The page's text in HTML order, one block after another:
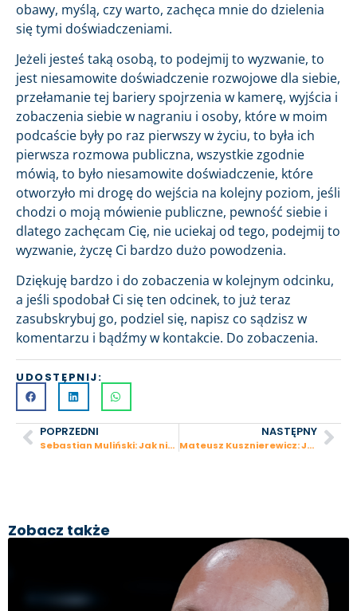
obawy, myślą, czy warto, zachęca mnie do dzielenia
się tymi doświadczeniami.
Jeżeli jesteś taką osobą, to podejmij to wyzwanie, to
jest niesamowite doświadczenie rozwojowe dla siebie,
przełamanie tej bariery spojrzenia w kamerę, wyjścia i
zobaczenia siebie w nagraniu i osoby, które w moim
podcaście były po raz pierwszy w życiu, to była ich
pierwsza rozmowa publiczna, wszystkie zgodnie
mówią, to było niesamowite doświadczenie, które
otworzyło mi drogę do wejścia na kolejny poziom, jeśli
chodzi o moją mówienie publiczne, pewność siebie i
dlatego zachęcam Cię, nie uciekaj od tego, podejmij to
wyzwanie, życzę Ci bardzo dużo powodzenia.
Dziękuję bardzo i do zobaczenia w kolejnym odcinku,
a jeśli spodobał Ci się ten odcinek, to już teraz
zasubskrybuj go, podziel się, napisz co sądzisz w
komentarzu i bądźmy w kontakcie. Do zobaczenia.
UDOSTĘPNIJ:
POPRZEDNI
Sebastian Muliński: Jak nie bać się trudnych decyzji? Od hip-hop.pl przez e-commerce do exitu
NASTĘPNY
Mateusz Kusznierewicz: Jak z porażki wyjść silniejszym? Mistrz olimpijski o motywacji i biznesie
Zobacz także